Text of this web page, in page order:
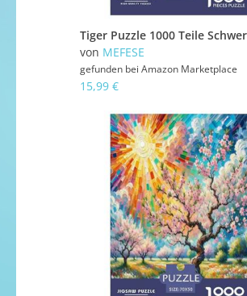
von MEFESE
gefunden bei Amazon Marketplace
15,99 €